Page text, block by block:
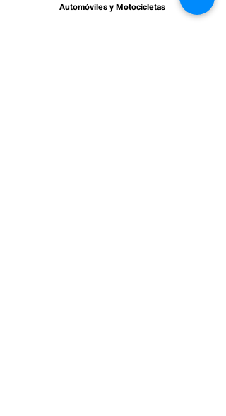
Automóviles y Motocicletas